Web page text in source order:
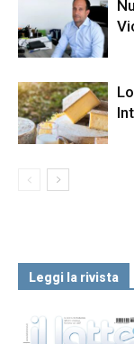
Leggi la rivista